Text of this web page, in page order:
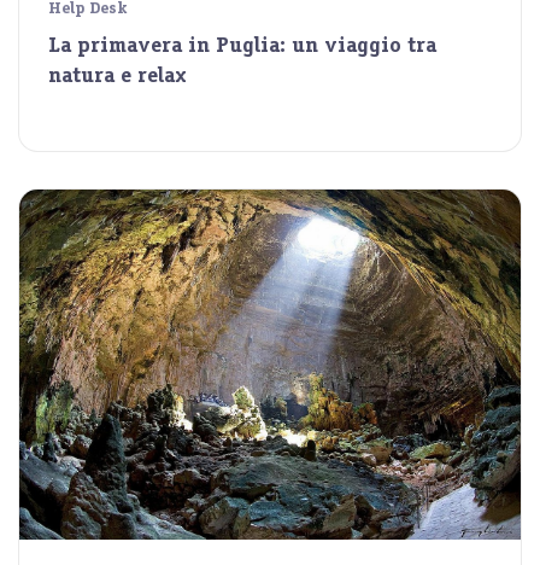
Help Desk
La primavera in Puglia: un viaggio tra
natura e relax